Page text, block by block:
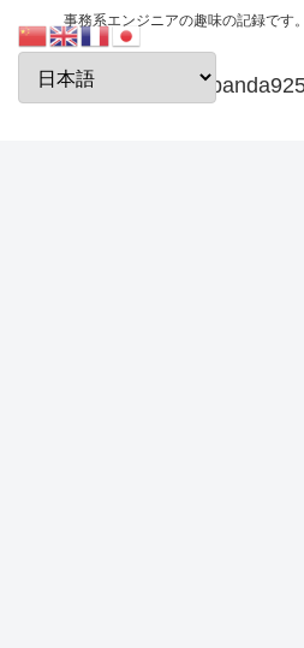
事務系エンジニアの趣味の記録です